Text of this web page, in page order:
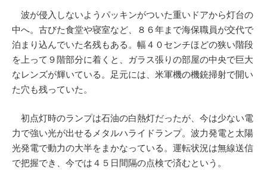
波が侵入しないようパッキンがついた重いドアから灯台の
中へ。古びた食堂や寝室など、８６年まで海保職員が交代で
泊まり込んでいた名残もある。幅４０センチほどの狭い階段
を上って９階部分に着くと、ガラス張りの部屋の中央で巨大
なレンズが輝いている。足元には、米軍機の機銃掃射で開い
た穴も残っていた。
初点灯時のランプは石油の白熱灯だったが、今は少ない電
力で強い光が出せるメタルハライドランプ。波力発電と太陽
光発電で動力の大半をまかなっている。運転状況は無線送信
で把握でき、今では４５日間隔の点検で済むという。